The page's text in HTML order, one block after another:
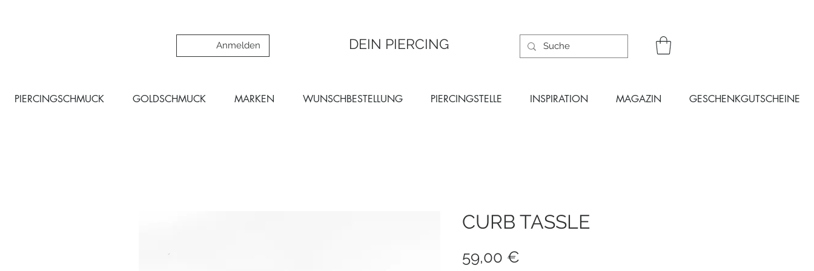
Anmelden DEIN PIERCING
PIERCINGSCHMUCK GOLDSCHMUCK MARKEN WUNSCHBESTELLUNG PIERCINGSTELLE INSPIRATION MAGAZIN GESCHENKGUTSCHEINE
CURB TASSLE
59,00 €